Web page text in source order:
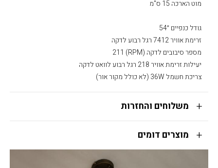
מוט הארכה 15 ס"מ
גודל כנפיים ״54
זרימת אוויר 7412 רגל רבוע לדקה
מספר סיבובים לדקה (RPM) 211
יעילות זרימת אוויר 218 רגל רבוע לוואט לדקה
צריכת חשמל 36W (לא כולל מקור אור)
משלוחים והחזרות
מוצרים דומים